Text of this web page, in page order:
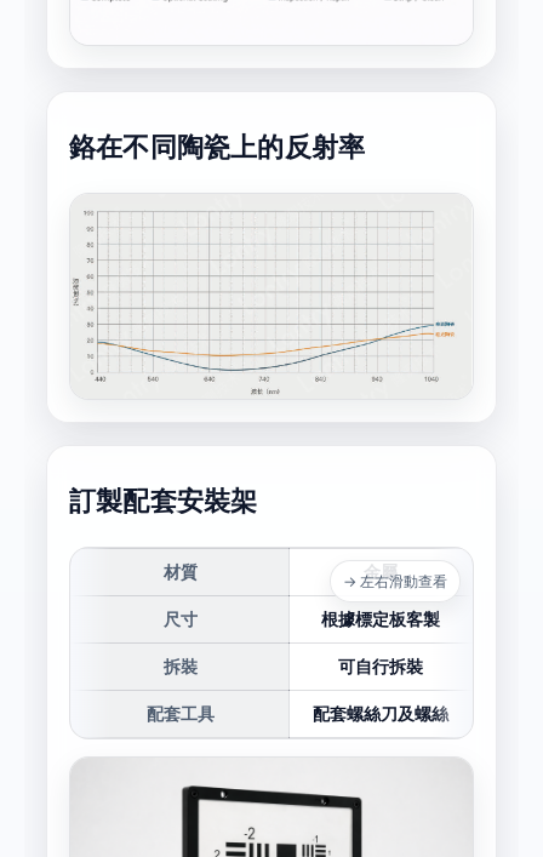
鉻在不同陶瓷上的反射率
訂製配套安裝架
→ 左右滑動查看
材質 金屬
尺寸 根據標定板客製
拆裝 可自行拆裝
配套工具 配套螺絲刀及螺絲